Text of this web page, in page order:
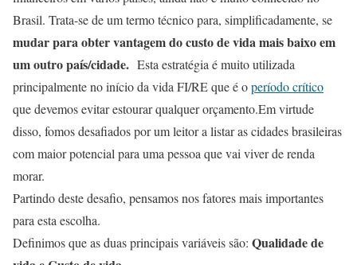
Brasil. Trata-se de um termo técnico para, simplificadamente, se
mudar para obter vantagem do custo de vida mais baixo em
um outro país/cidade. Esta estratégia é muito utilizada
principalmente no início da vida FI/RE que é operíodo crítico
que devemos evitar estourar qualquer orçamento.Em virtude
disso, fomos desafiados por um leitor a listar as cidades brasileiras
com maior potencial para uma pessoa que vai viver de renda
morar.
Partindo deste desafio, pensamos nos fatores mais importantes
para esta escolha.
Definimos que as duas principais variáveis são: Qualidade de